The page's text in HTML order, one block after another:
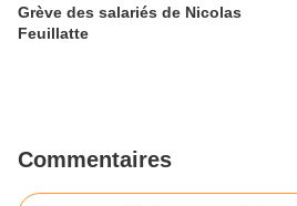
Grève des salariés de Nicolas
Feuillatte
Commentaires